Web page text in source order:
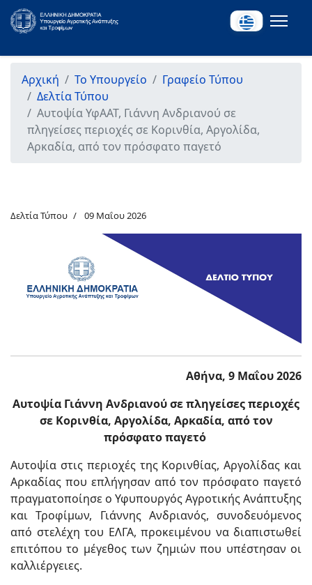
Αρχική Το Υπουργείο
Γραφείο Τύπου
Δελτία Τύπου
Αυτοψία ΥφΑΑΤ, Γιάννη Ανδριανού σε
πληγείσες περιοχές σε Κορινθία, Αργολίδα,
Αρκαδία, από τον πρόσφατο παγετό
Δελτία Τύπου 09 Μαΐου 2026
Αθήνα, 9 Μαΐου 2026
Αυτοψία Γιάννη Ανδριανού σε πληγείσες περιοχές
σε Κορινθία, Αργολίδα, Αρκαδία, από τον
πρόσφατο παγετό
Αυτοψία στις περιοχές της Κορινθίας, Αργολίδας και
Αρκαδίας που επλήγησαν από τον πρόσφατο παγετό
πραγματοποίησε ο Υφυπουργός Αγροτικής Ανάπτυξης
και Τροφίμων, Γιάννης Ανδριανός, συνοδευόμενος
από στελέχη του ΕΛΓΑ, προκειμένου να διαπιστωθεί
επιτόπου το μέγεθος των ζημιών που υπέστησαν οι
καλλιέργειες.